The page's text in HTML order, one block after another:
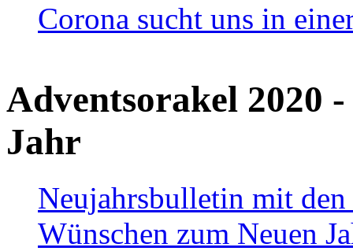
Corona sucht uns in
Adventsorakel 2020
Jahr
Neujahrsbulletin mit den
Wünschen zum Neuen